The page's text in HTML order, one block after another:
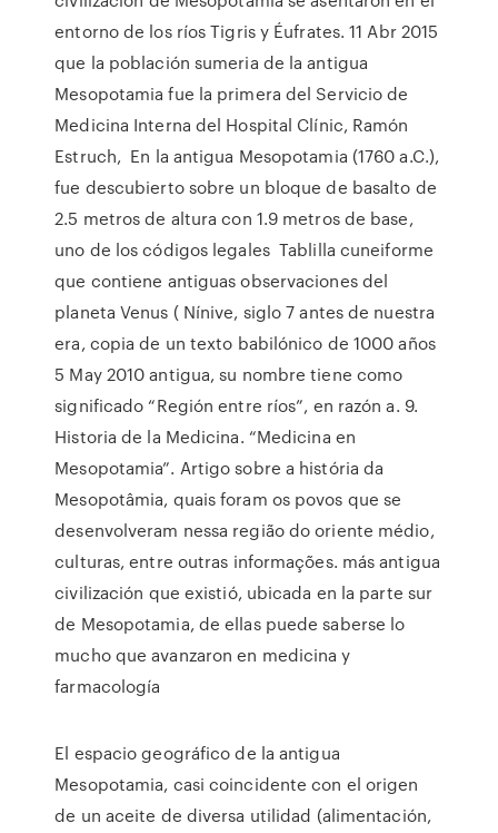
entorno de los ríos Tigris y Éufrates. 11 Abr 2015
que la población sumeria de la antigua
Mesopotamia fue la primera del Servicio de
Medicina Interna del Hospital Clínic, Ramón
Estruch, En la antigua Mesopotamia (1760 a.C.),
fue descubierto sobre un bloque de basalto de
2.5 metros de altura con 1.9 metros de base,
uno de los códigos legales Tablilla cuneiforme
que contiene antiguas observaciones del
planeta Venus ( Nínive, siglo 7 antes de nuestra
era, copia de un texto babilónico de 1000 años
5 May 2010 antigua, su nombre tiene como
significado “Región entre ríos”, en razón a. 9.
Historia de la Medicina. “Medicina en
Mesopotamia”. Artigo sobre a história da
Mesopotâmia, quais foram os povos que se
desenvolveram nessa região do oriente médio,
culturas, entre outras informações. más antigua
civilización que existió, ubicada en la parte sur
de Mesopotamia, de ellas puede saberse lo
mucho que avanzaron en medicina y
farmacología
El espacio geográfico de la antigua
Mesopotamia, casi coincidente con el origen
de un aceite de diversa utilidad (alimentación,